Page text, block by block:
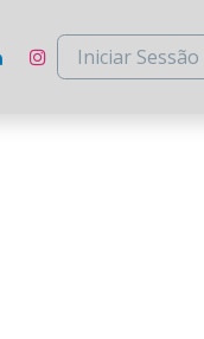
Iniciar Sessão